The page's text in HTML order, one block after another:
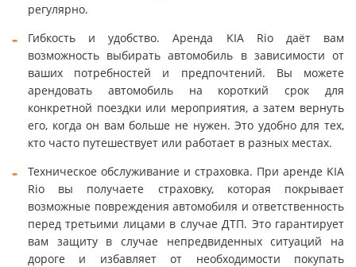
регулярно.
Гибкость и удобство. Аренда KIA Rio даёт вам
возможность выбирать автомобиль в зависимости от
ваших потребностей и предпочтений. Вы можете
арендовать автомобиль на короткий срок для
конкретной поездки или мероприятия, а затем вернуть
его, когда он вам больше не нужен. Это удобно для тех,
кто часто путешествует или работает в разных местах.
Техническое обслуживание и страховка. При аренде KIA
Rio вы получаете страховку, которая покрывает
возможные повреждения автомобиля и ответственность
перед третьими лицами в случае ДТП. Это гарантирует
вам защиту в случае непредвиденных ситуаций на
дороге и избавляет от необходимости покупать